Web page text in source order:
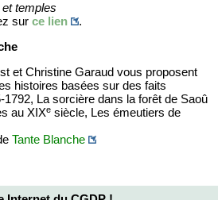
temples
sur ce lien
.
et Christine Garaud vous proposent
histoires basées sur des faits
La sorcière dans la forêt de Saoû
au XIXe siècle, Les émeutiers de
Tante Blanche